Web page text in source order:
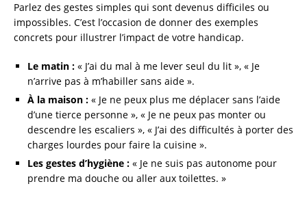
Parlez des gestes simples qui sont devenus difficiles ou
impossibles. C’est l’occasion de donner des exemples
concrets pour illustrer l’impact de votre handicap.
Le matin : « J’ai du mal à me lever seul du lit », « Je
n’arrive pas à m’habiller sans aide ».
À la maison : « Je ne peux plus me déplacer sans l’aide
d’une tierce personne », « Je ne peux pas monter ou
descendre les escaliers », « J’ai des difficultés à porter des
charges lourdes pour faire la cuisine ».
Les gestes d’hygiène : « Je ne suis pas autonome pour
prendre ma douche ou aller aux toilettes. »